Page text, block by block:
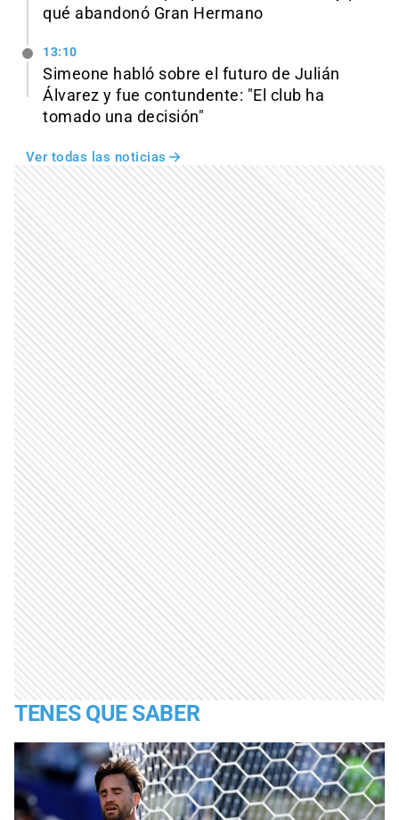
qué abandonó Gran Hermano
13:10
Simeone habló sobre el futuro de Julián
Álvarez y fue contundente: "El club ha
tomado una decisión"
Ver todas las noticias
TENES QUE SABER